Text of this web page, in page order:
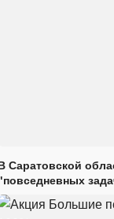
Саратовской